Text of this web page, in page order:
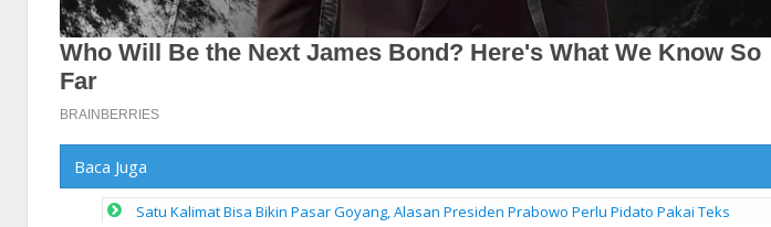
Baca Juga
Satu Kalimat Bisa Bikin Pasar Goyang, Alasan Presiden Prabowo Perlu Pidato Pakai Teks